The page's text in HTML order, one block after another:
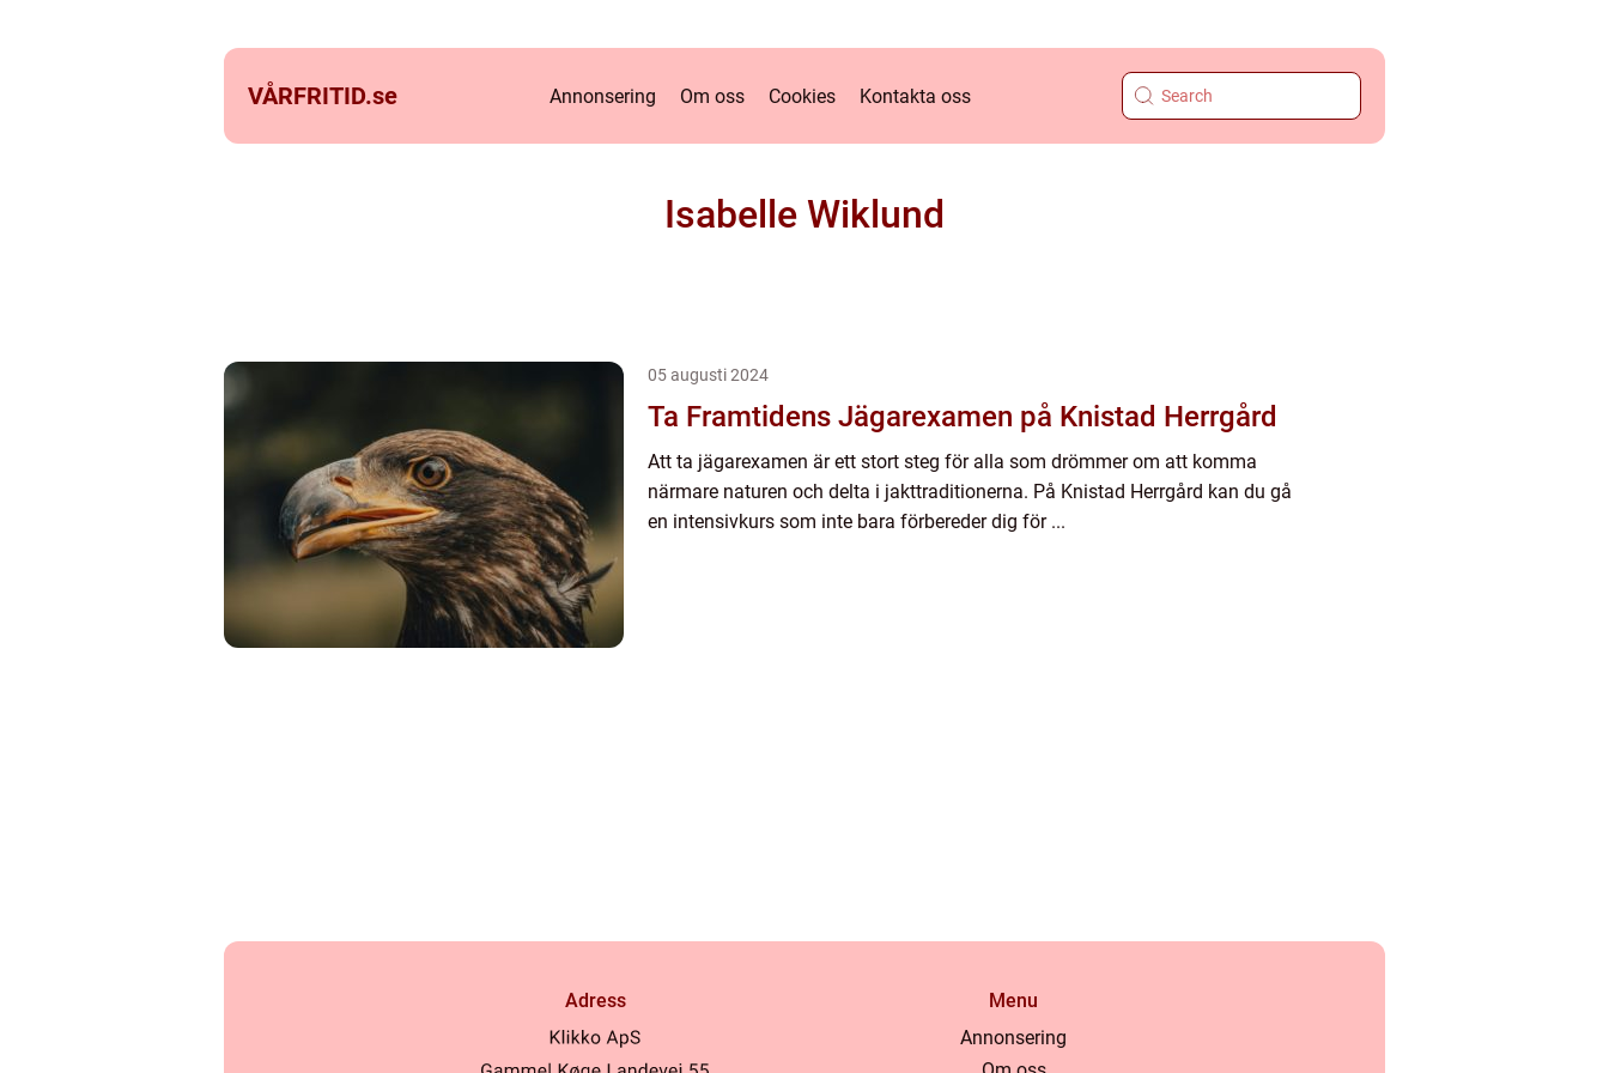
VÅRFRITID.se Annonsering Om oss Cookies Kontakta oss
Isabelle Wiklund
05 augusti 2024
Ta Framtidens Jägarexamen på Knistad Herrgård
Att ta jägarexamen är ett stort steg för alla som drömmer om att komma
närmare naturen och delta i jakttraditionerna. På Knistad Herrgård kan du gå
en intensivkurs som inte bara förbereder dig för ...
Adress
Menu
Annonsering